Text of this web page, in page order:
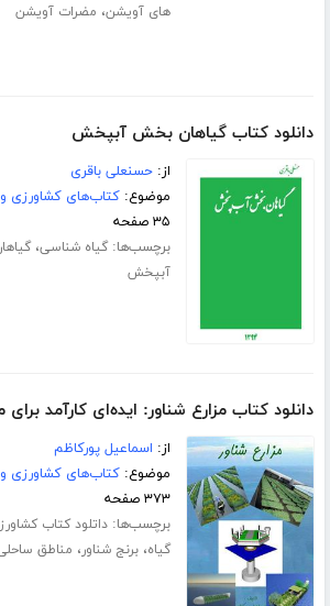
های آویشن، مضرات آویشن
دانلود کتاب گیاهان بخش آبپخش
از:حسنعلی باقری
موضوع:کتاب‌های کشاورزی و
۳۵ صفحه
برچسب‌ها:گیاه شناسی،
آبپخش
دانلود کتاب مزارع شناور: ایده‌ای کارآمد
از: اسماعیل پورکاظم
موضوع:کتاب‌های کشاورزی و
۳۷۳ صفحه
برچسب‌ها:داتلود کتاب
گیاه،برنج شناور، مناطق